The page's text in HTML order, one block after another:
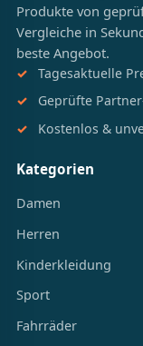
Produkte von
Vergleiche in
beste Angebot.
Tagesaktuelle
Geprüfte
Kostenlos &
Kategorien
Damen
Herren
Kinderkleidung
Sport
Fahrräder